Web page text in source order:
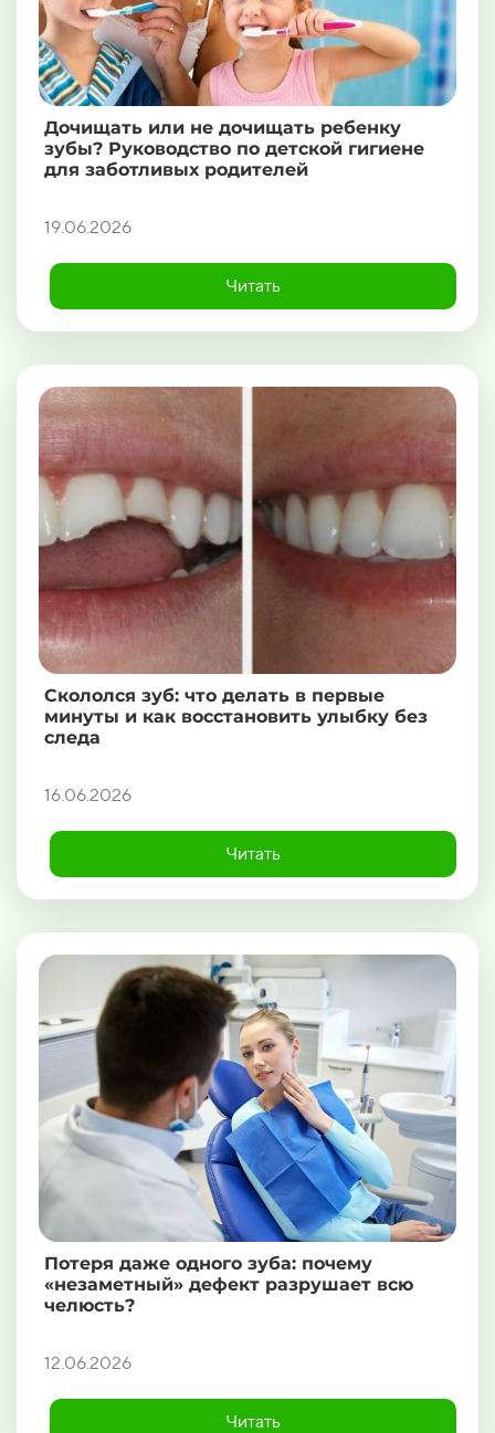
Дочищать или не дочищать ребенку
зубы? Руководство по детской гигиене
для заботливых родителей
19.06.2026
Читать
Скололся зуб: что делать в первые
минуты и как восстановить улыбку без
следа
16.06.2026
Читать
Потеря даже одного зуба: почему
«незаметный» дефект разрушает всю
челюсть?
12.06.2026
Читать